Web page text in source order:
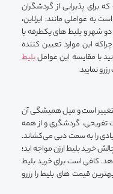
برای پذیرایی از گردشگران
به عواملی مانند: ایرلاین،
دو شهر و بلیط های یکطرفه یا
این موارد تعیین کننده
با مقایسه این عواملبلیط
نمایید.
تغییر است و میل همیشگی آن
تفریحی، گردشگری و از همه
را به سمت دبی می‌کشاند.
خرید بلیط ارزن مواجه اید؛
کافی است برای خرید بلیط
قیمت های بلیط را رزرو